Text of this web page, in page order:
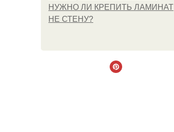
НУЖНО ЛИ КРЕПИТЬ ЛАМИНАТ
НЕ СТЕНУ?